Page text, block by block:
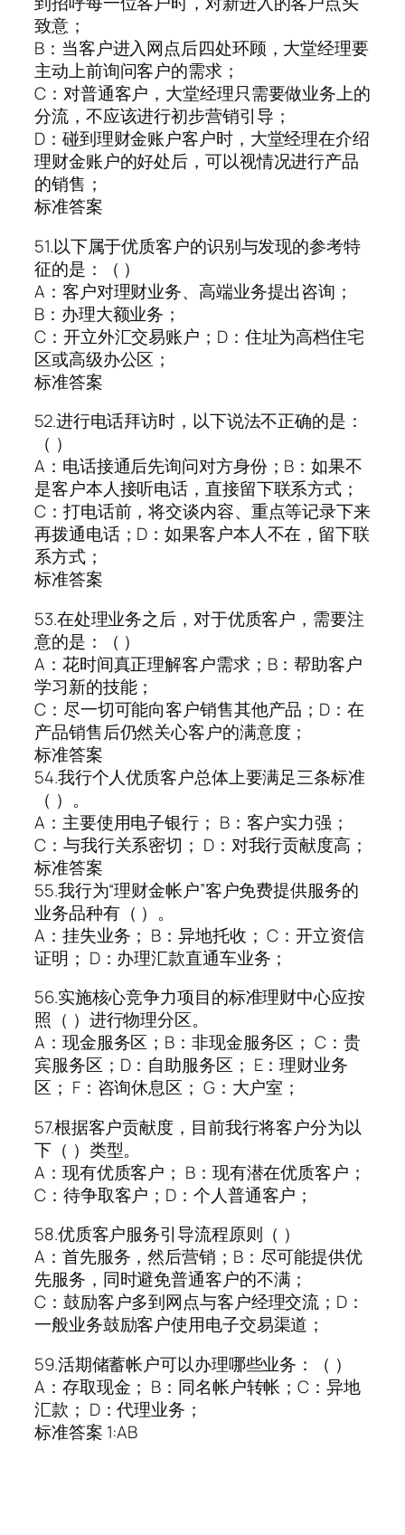
致意；
B：当客户进入网点后四处环顾，大堂经理要
主动上前询问客户的需求；
C：对普通客户，大堂经理只需要做业务上的
分流，不应该进行初步营销引导；
D：碰到理财金账户客户时，大堂经理在介绍
理财金账户的好处后，可以视情况进行产品
的销售；
标准答案
51.以下属于优质客户的识别与发现的参考特
征的是：（ ）
A：客户对理财业务、高端业务提出咨询；
B：办理大额业务；
C：开立外汇交易账户；D：住址为高档住宅
区或高级办公区；
标准答案
52.进行电话拜访时，以下说法不正确的是：
（ ）
A：电话接通后先询问对方身份；B：如果不
是客户本人接听电话，直接留下联系方式；
C：打电话前，将交谈内容、重点等记录下来
再拨通电话；D：如果客户本人不在，留下联
系方式；
标准答案
53.在处理业务之后，对于优质客户，需要注
意的是：（ ）
A：花时间真正理解客户需求；B：帮助客户
学习新的技能；
C：尽一切可能向客户销售其他产品；D：在
产品销售后仍然关心客户的满意度；
标准答案
54.我行个人优质客户总体上要满足三条标准
（ ）。
A：主要使用电子银行； B：客户实力强；
C：与我行关系密切； D：对我行贡献度高；
标准答案
55.我行为“理财金帐户”客户免费提供服务的
业务品种有（ ）。
A：挂失业务； B：异地托收； C：开立资信
证明； D：办理汇款直通车业务；
56.实施核心竞争力项目的标准理财中心应按
照（ ）进行物理分区。
A：现金服务区；B：非现金服务区； C：贵
宾服务区；D：自助服务区； E：理财业务
区； F：咨询休息区； G：大户室；
57.根据客户贡献度，目前我行将客户分为以
下（ ）类型。
A：现有优质客户； B：现有潜在优质客户；
C：待争取客户；D：个人普通客户；
58.优质客户服务引导流程原则（ ）
A：首先服务，然后营销；B：尽可能提供优
先服务，同时避免普通客户的不满；
C：鼓励客户多到网点与客户经理交流；D：
一般业务鼓励客户使用电子交易渠道；
59.活期储蓄帐户可以办理哪些业务：（ ）
A：存取现金； B：同名帐户转帐；C：异地
汇款； D：代理业务；
标准答案 1:AB